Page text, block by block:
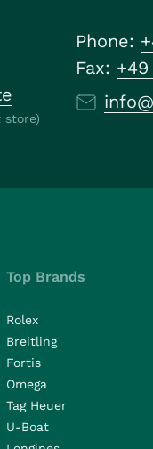
store)
Phone:
Fax: +49
Top Brands
Rolex
Breitling
Fortis
Omega
Tag Heuer
U-Boat